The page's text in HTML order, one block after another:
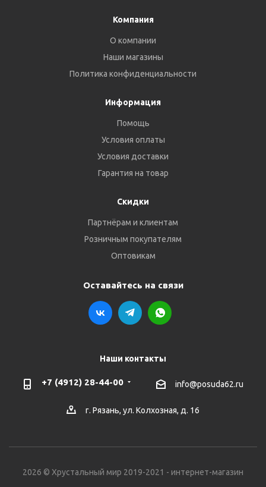
Компания
О компании
Наши магазины
Политика конфиденциальности
Информация
Помощь
Условия оплаты
Условия доставки
Гарантия на товар
Скидки
Партнёрам и клиентам
Розничным покупателям
Оптовикам
Оставайтесь на связи
Наши контакты
+7 (4912) 28-44-00 info@posuda62.ru
г. Рязань, ул. Колхозная, д. 16
2026 © Хрустальный мир 2019-2021 - интернет-магазин